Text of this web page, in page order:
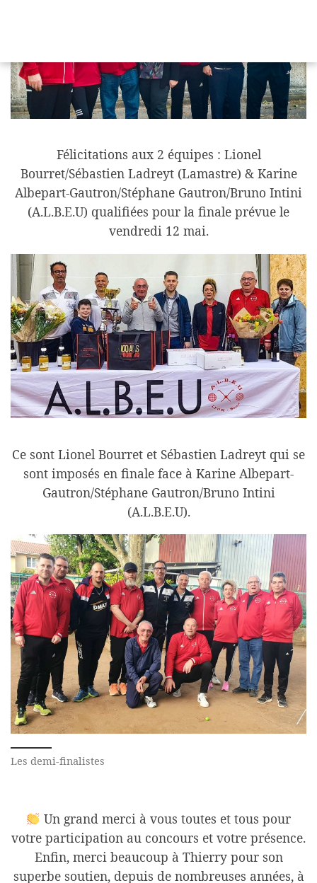
Félicitations aux 2 équipes : Lionel
Bourret/Sébastien Ladreyt (Lamastre) & Karine
Albepart-Gautron/Stéphane Gautron/Bruno Intini
(A.L.B.E.U) qualifiées pour la finale prévue le
vendredi 12 mai.
Ce sont Lionel Bourret et Sébastien Ladreyt qui se
sont imposés en finale face à Karine Albepart-
Gautron/Stéphane Gautron/Bruno Intini
(A.L.B.E.U).
Les demi-finalistes
Un grand merci à vous toutes et tous pour
votre participation au concours et votre présence.
Enfin, merci beaucoup à Thierry pour son
superbe soutien, depuis de nombreuses années, à